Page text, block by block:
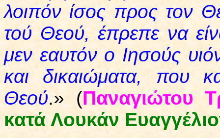
λοιπόν ίσος προς τον
τού Θεού, έπρεπε να
μεν εαυτόν ο Ιησούς
και δικαιώματα, που
Θεού.» (Παναγιώτου
κατά Λουκάν